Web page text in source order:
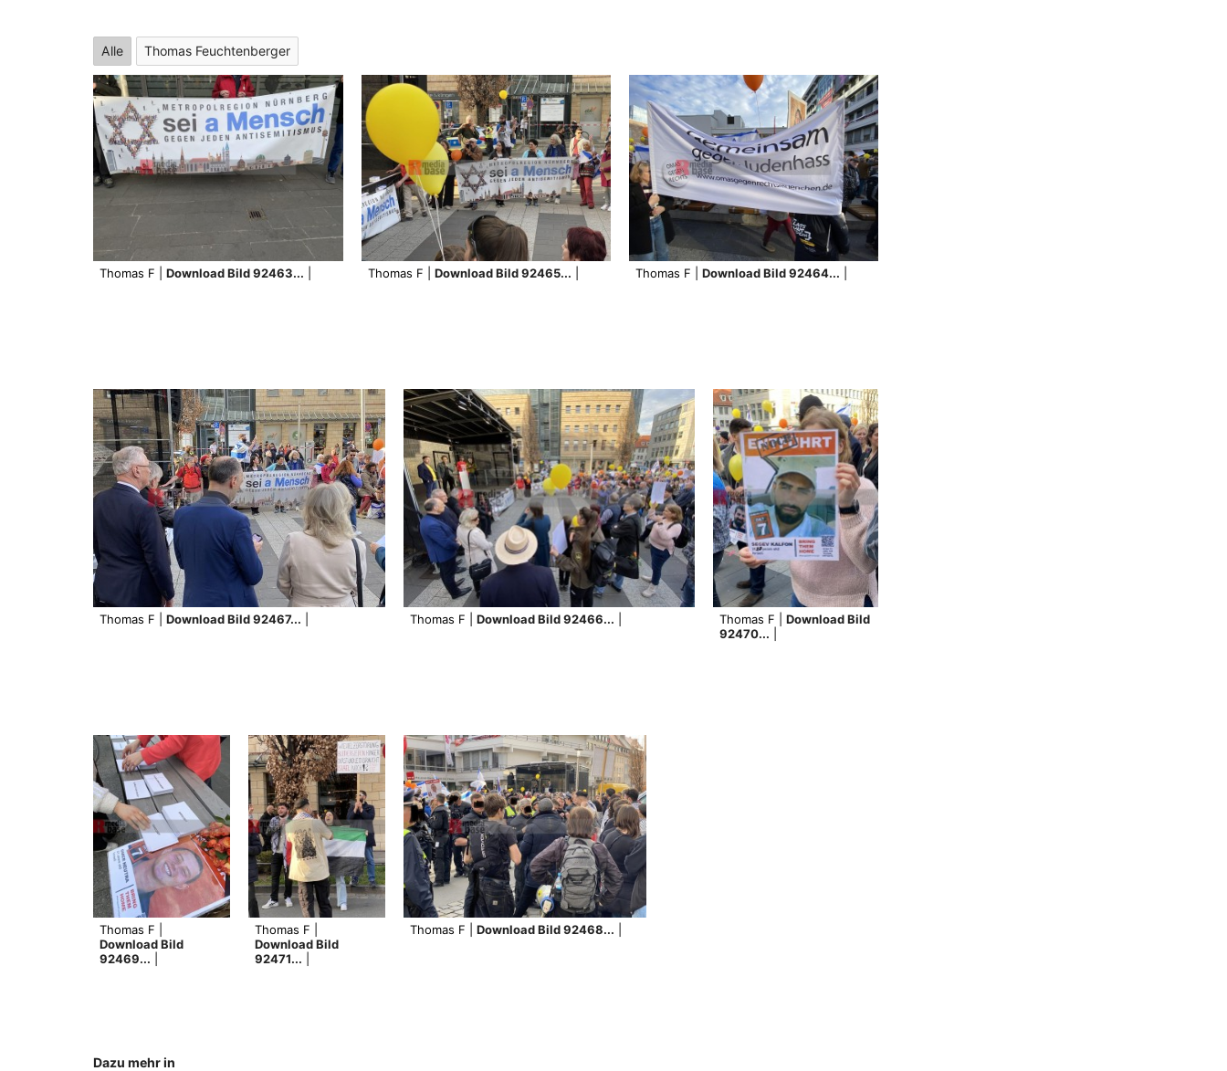
Alle Thomas Feuchtenberger
Thomas F | Download Bild 92463... Thomas F | Download Bild 92465... Thomas F | Download Bild 92464...
Thomas F | Download Bild 92467... Thomas F | Download Bild 92466... Thomas F | Download Bild
92470...
Thomas F |
Download Bild
92469...
Thomas F |
Download Bild
92471...
Thomas F | Download Bild 92468...
Dazu mehr in